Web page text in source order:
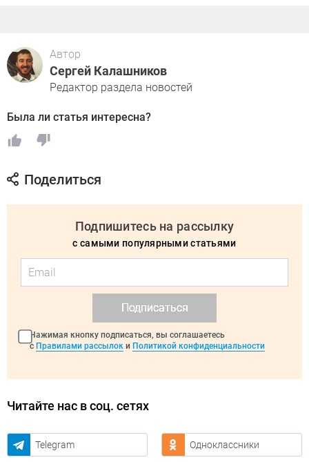
Автор
Сергей Калашников
Редактор раздела новостей
Была ли статья интересна?
Поделиться
Подпишитесь на рассылку
с самыми популярными статьями
Подписаться
Нажимая кнопку подписаться, вы соглашаетесь
с Правилами рассылок и Политикой конфиденциальности
Читайте нас в соц. сетях
Telegram Одноклассники